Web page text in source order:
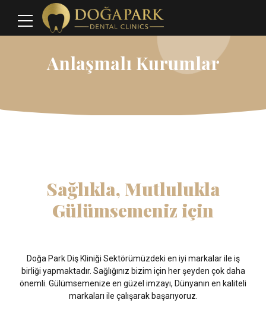
Anlaşmalı Kurumlar
Sağlıkla, Mutlulukla
Gülümsemeniz için
Doğa Park Diş Kliniği Sektörümüzdeki en iyi markalar ile iş
birliği yapmaktadır. Sağlığınız bizim için her şeyden çok daha
önemli. Gülümsemenize en güzel imzayı, Dünyanın en kaliteli
markaları ile çalışarak başarıyoruz.